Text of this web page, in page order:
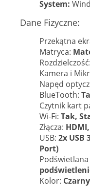
System:
Dane Fizyczne:
Przekątna
Matryca:
Rozdzielczość:
Kamera i
Napęd
BlueTooth:
Czytnik kart
Wi-Fi: Tak,
Złącza:
USB: 2x USB
Port)
Kolor: Czarny